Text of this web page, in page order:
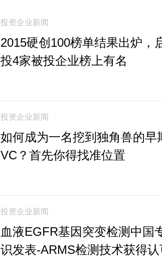
投资企业新闻
2015硬创100榜单结果出炉，
投4家被投企业榜上有名
投资企业新闻
如何成为一名挖到独角兽的早
VC？首先你得找准位置
投资企业新闻
血液EGFR基因突变检测中国
识发表-ARMS检测技术获得认